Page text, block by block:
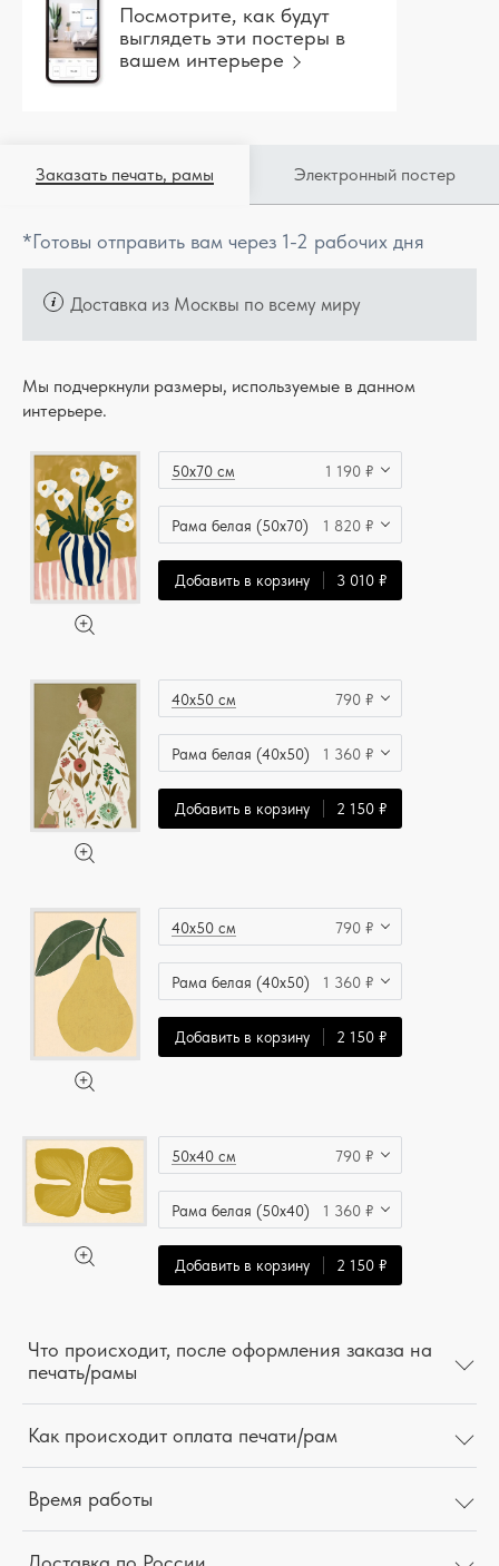
Посмотрите, как будут
выглядеть эти постеры в
вашем интерьере
Заказать печать, рамы Электронный постер
*Готовы отправить вам через 1-2 рабочих дня
Доставка из Москвы по всему миру
Мы подчеркнули размеры, используемые в данном
интерьере.
50x70 см 1 190 ₽
Рама белая (50x70) 1 820 ₽
Добавить в корзину 3 010 ₽
40x50 см 790 ₽
Рама белая (40x50) 1 360 ₽
Добавить в корзину 2 150 ₽
40x50 см 790 ₽
Рама белая (40x50) 1 360 ₽
Добавить в корзину 2 150 ₽
50x40 см 790 ₽
Рама белая (50x40) 1 360 ₽
Добавить в корзину 2 150 ₽
Что происходит, после оформления заказа на
печать/рамы
Как происходит оплата печати/рам
Время работы